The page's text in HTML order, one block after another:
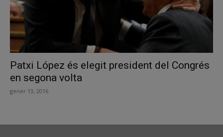
Patxi López és elegit president del Congrés
en segona volta
gener 13, 2016